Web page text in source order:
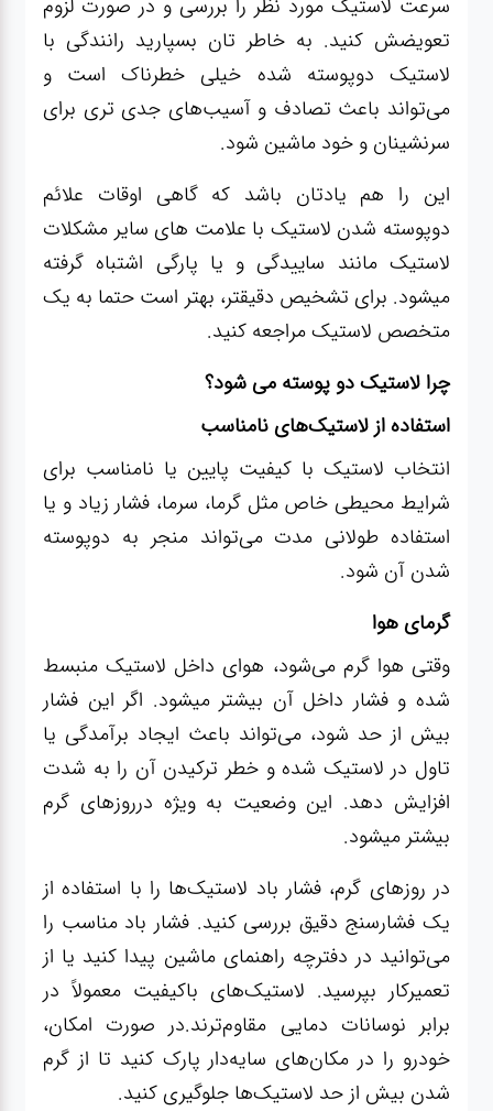
تعویضش کنید. به خاطر تان بسپارید رانندگی با
لاستیک دوپوسته شده خیلی خطرناک است و
می‌تواند باعث تصادف و آسیب‌های جدی تری برای
سرنشینان و خود ماشین شود.
این را هم یادتان باشد که گاهی اوقات علائم
دوپوسته شدن لاستیک با علامت های سایر مشکلات
لاستیک مانند ساییدگی و یا پارگی اشتباه گرفته
میشود. برای تشخیص دقیقتر، بهتر است حتما به یک
متخصص لاستیک مراجعه کنید.
چرا لاستیک دو پوسته می شود؟
استفاده از لاستیک‌های نامناسب
انتخاب لاستیک با کیفیت پایین یا نامناسب برای
شرایط محیطی خاص مثل گرما، سرما، فشار زیاد و یا
استفاده طولانی مدت می‌تواند منجر به دوپوسته
شدن آن شود.
گرمای هوا
وقتی هوا گرم می‌شود، هوای داخل لاستیک منبسط
شده و فشار داخل آن بیشتر میشود. اگر این فشار
بیش از حد شود، می‌تواند باعث ایجاد برآمدگی یا
تاول در لاستیک شده و خطر ترکیدن آن را به شدت
افزایش دهد. این وضعیت به ویژه درروزهای گرم
بیشتر میشود.
در روزهای گرم، فشار باد لاستیک‌ها را با استفاده از
یک فشارسنج دقیق بررسی کنید. فشار باد مناسب را
می‌توانید در دفترچه راهنمای ماشین پیدا کنید یا از
تعمیرکار بپرسید. لاستیک‌های باکیفیت معمولاً در
برابر نوسانات دمایی مقاوم‌ترند.در صورت امکان،
خودرو را در مکان‌های سایه‌دار پارک کنید تا از گرم
شدن بیش از حد لاستیک‌ها جلوگیری کنید.